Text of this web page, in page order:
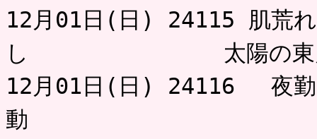
12月01日(日) 24115 肌荒れ
し 太陽の東月
12月01日(日) 24116 夜勤
動